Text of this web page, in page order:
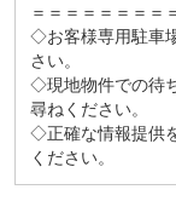
＝＝＝＝＝＝＝＝
◇お客様専用駐車
さい。
◇現地物件での待
尋ねください。
◇正確な情報提供
ください。